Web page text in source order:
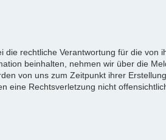
rechtliche Verantwortung für die von
beinhalten, nehmen wir über die
von uns zum Zeitpunkt ihrer Erstellung
eine Rechtsverletzung nicht